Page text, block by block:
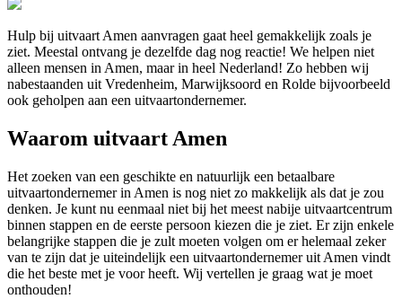
Hulp bij uitvaart Amen aanvragen gaat heel gemakkelijk zoals je
ziet. Meestal ontvang je dezelfde dag nog reactie! We helpen niet
alleen mensen in Amen, maar in heel Nederland! Zo hebben wij
nabestaanden uit Vredenheim, Marwijksoord en Rolde bijvoorbeeld
ook geholpen aan een uitvaartondernemer.
Waarom uitvaart Amen
Het zoeken van een geschikte en natuurlijk een betaalbare
uitvaartondernemer in Amen is nog niet zo makkelijk als dat je zou
denken. Je kunt nu eenmaal niet bij het meest nabije uitvaartcentrum
binnen stappen en de eerste persoon kiezen die je ziet. Er zijn enkele
belangrijke stappen die je zult moeten volgen om er helemaal zeker
van te zijn dat je uiteindelijk een uitvaartondernemer uit Amen vindt
die het beste met je voor heeft. Wij vertellen je graag wat je moet
onthouden!